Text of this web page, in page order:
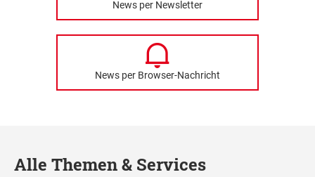
News per Newsletter
News per Browser-Nachricht
Alle Themen & Services